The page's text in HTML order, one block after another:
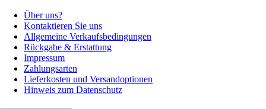
Über uns?
Kontaktieren Sie uns
Allgemeine Verkaufsbedingungen
Rückgabe & Erstattung
Impressum
Zahlungsarten
Lieferkosten und Versandoptionen
Hinweis zum Datenschutz